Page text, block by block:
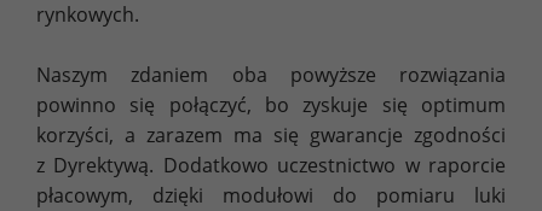
rynkowych.
Naszym zdaniem oba powyższe rozwiązania
powinno się połączyć, bo zyskuje się optimum
korzyści, a zarazem ma się gwarancje zgodności
z Dyrektywą. Dodatkowo uczestnictwo w raporcie
płacowym, dzięki modułowi do pomiaru luki